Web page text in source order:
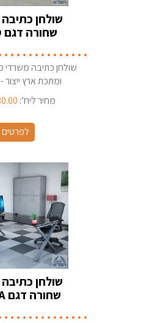
שולחן כתיבה
שחורה דגם NIRO
שולחן כתיבה משרדי
ומתכת ארץ
מחיר ליח’:
לפרטים
שולחן כתיבה
שחורה דגם EXTRA